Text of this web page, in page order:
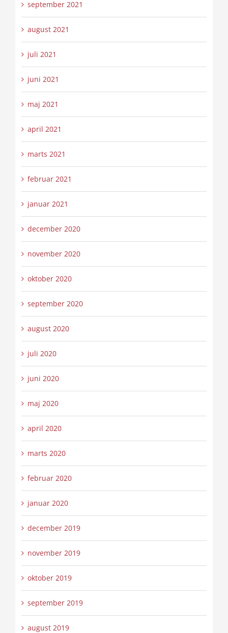
september 2021
august 2021
juli 2021
juni 2021
maj 2021
april 2021
marts 2021
februar 2021
januar 2021
december 2020
november 2020
oktober 2020
september 2020
august 2020
juli 2020
juni 2020
maj 2020
april 2020
marts 2020
februar 2020
januar 2020
december 2019
november 2019
oktober 2019
september 2019
august 2019